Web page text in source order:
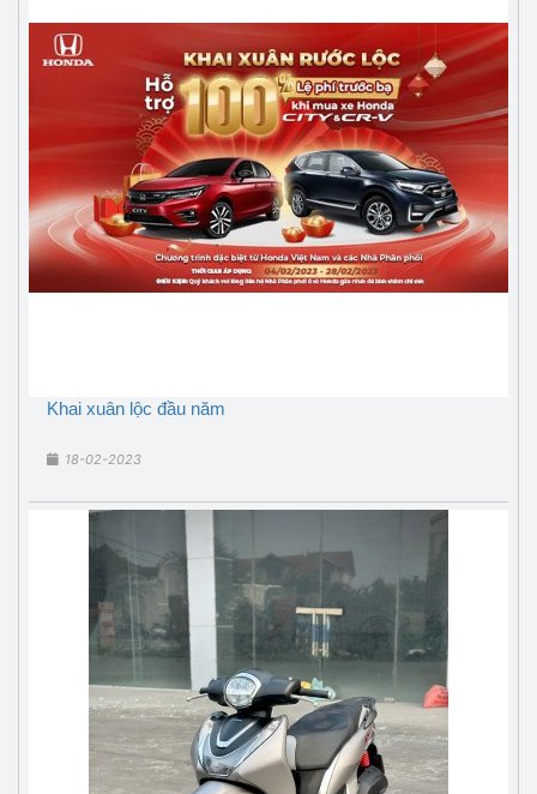
Khai xuân lộc đầu năm
18-02-2023